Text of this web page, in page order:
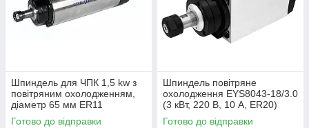
Шпиндель для ЧПК 1,5 kw з
повітряним охолодженням,
діаметр 65 мм ER11
Готово до відправки
Шпиндель повітряне
охолодження EYS8043-18/3.0
(3 кВт, 220 В, 10 А, ER20)
Готово до відправки